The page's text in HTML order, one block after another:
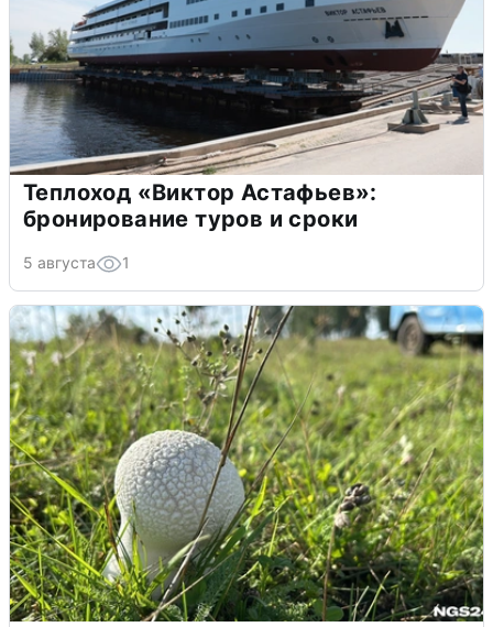
Теплоход «Виктор Астафьев»:
бронирование туров и сроки
5 августа 1